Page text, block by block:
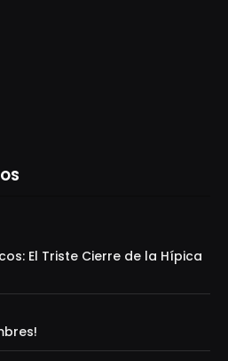
El Triste Cierre de la Hípica